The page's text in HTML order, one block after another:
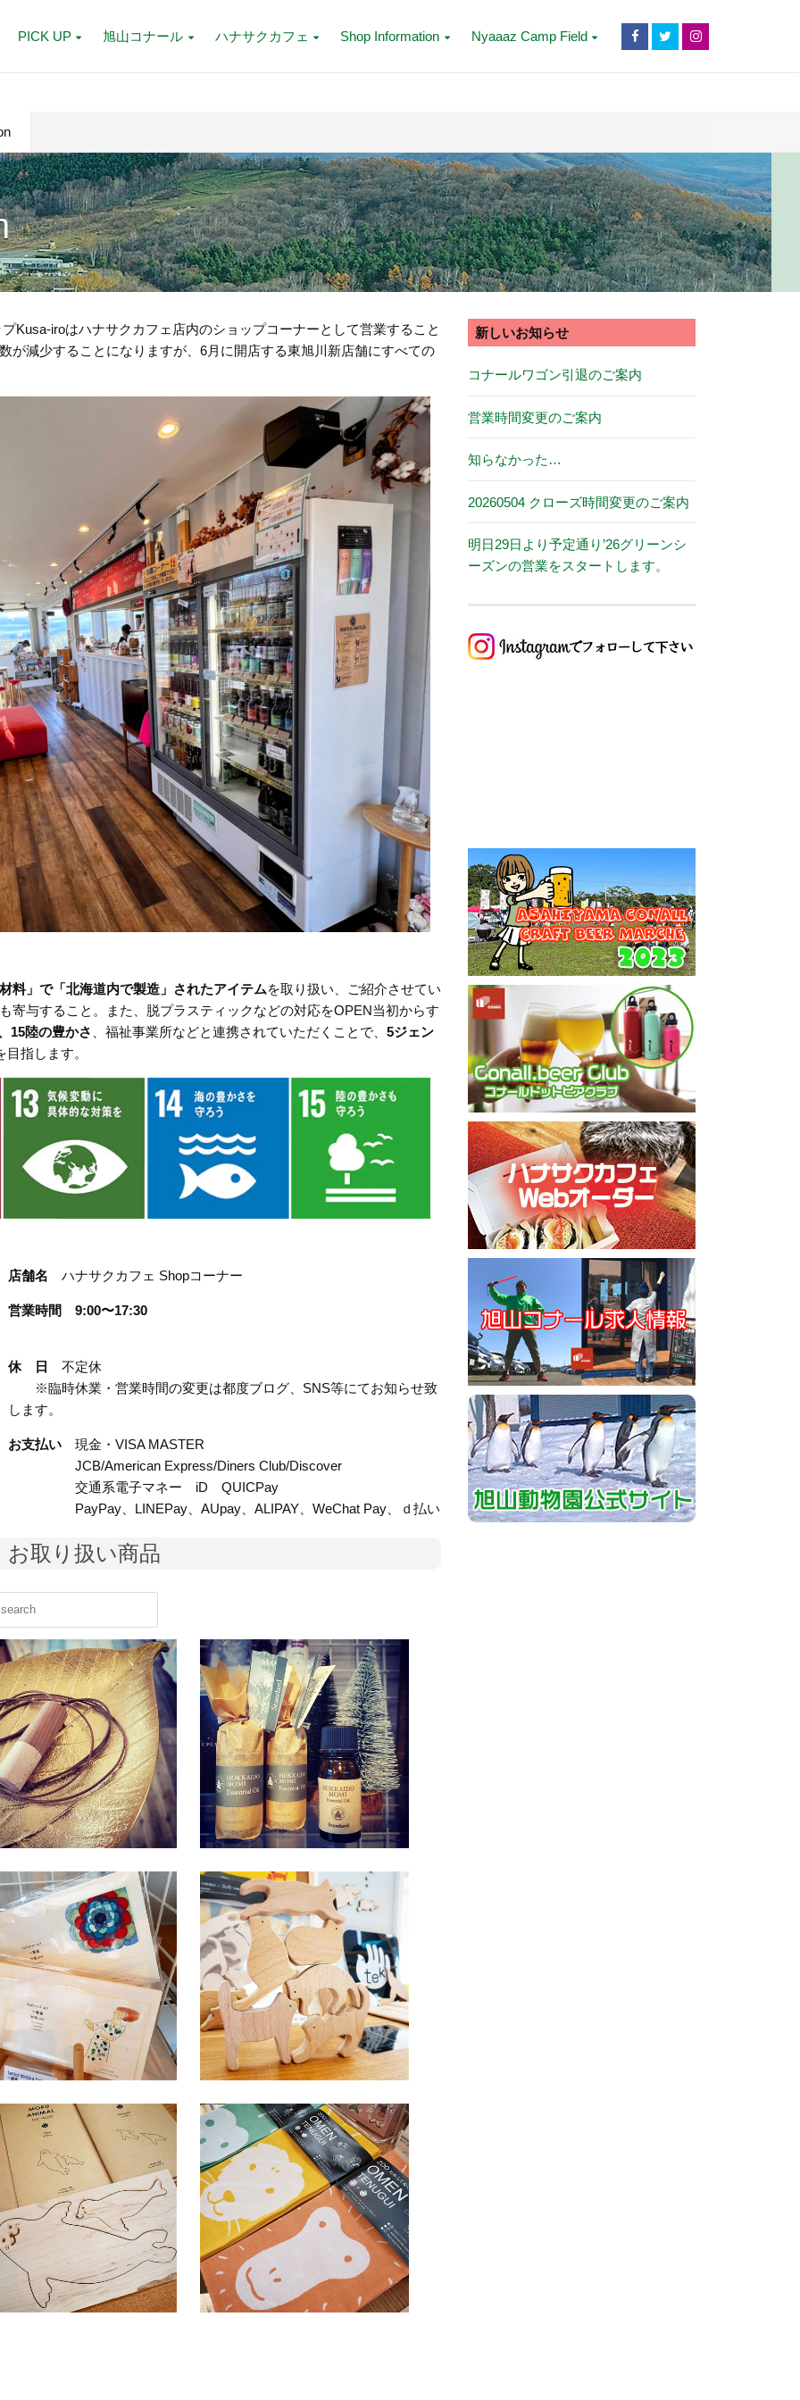
PICK UP 旭山コナール ハナサクカフェ Shop Information Nyaaaz Camp Field
Kusa-iroはハナサクカフェ店内のショップコーナーとして営業すること
が減少することになりますが、6月に開店する東旭川新店舗にすべての
料」で「北海道内で製造」されたアイテムを取り扱い、ご紹介させてい
寄与すること。また、脱プラスティックなどの対応をOPEN当初からす
15陸の豊かさ
、福祉事業所などと連携されていただくことで、 5ジェン
指します。
店舗名 ハナサクカフェ Shopコーナー
営業時間 9:00〜17:30
休 日
不定休
※臨時休業・営業時間の変更は都度ブログ、SNS等にてお知らせ致
します。
お支払い 現金・VISA MASTER
JCB/American Express/Diners Club/Discover
交通系電子マネー iD QUICPay
PayPay、LINEPay、AUpay、ALIPAY、WeChat Pay、ｄ払い
お取り扱い商品
新しいお知らせ
コナールワゴン引退のご案内
営業時間変更のご案内
知らなかった…
20260504 クローズ時間変更のご案内
明日29日より予定通り’26グリーンシ
ーズンの営業をスタートします。